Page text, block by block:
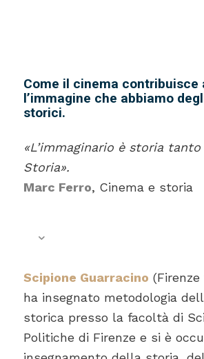
Come il cinema contribuisce
l’immagine che abbiamo
storici.
«L’immaginario è storia
Storia».
Marc Ferro, Cinema e storia
Scipione Guarracino (Firenze
ha insegnato metodologia
storica presso la facoltà di
Politiche di Firenze e si è